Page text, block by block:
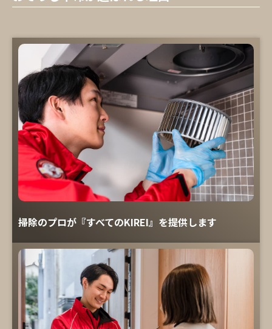
掃除のプロが『すべてのKIREI』を提供します